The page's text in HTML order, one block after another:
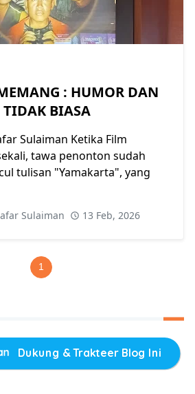
: HUMOR DAN
BIASA
Sulaiman Ketika Film
tawa penonton sudah
tulisan "Yamakarta", yang
Sulaiman 13 Feb, 2026
1
Dukung & Trakteer Blog Ini